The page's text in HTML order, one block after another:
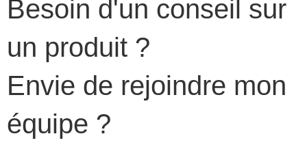
Besoin d'un conseil sur
un produit ?
Envie de rejoindre mon
équipe ?